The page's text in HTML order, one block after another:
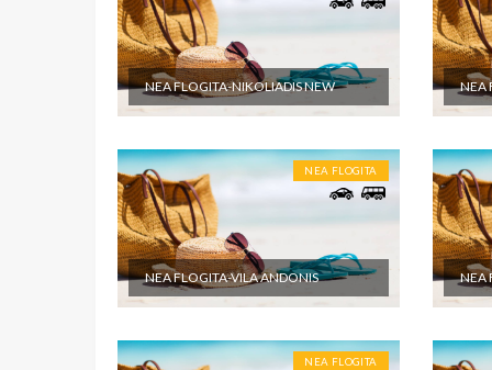
NEA FLOGITA-NIKOLIADIS NEW NEA
NEA FLOGITA
NEA FLOGITA-VILA ANDONIS NEA
NEA FLOGITA